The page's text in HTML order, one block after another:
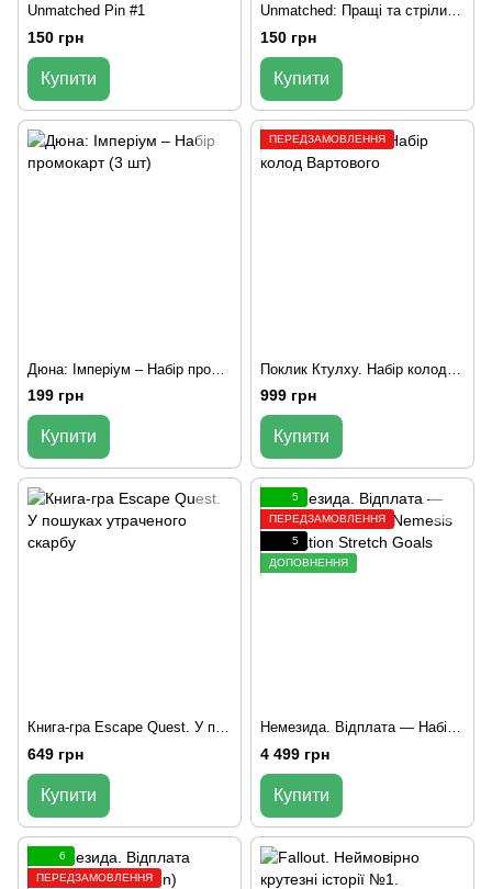
Unmatched Pin #1
150 грн
Купити
Unmatched: Пращі та стріли - фойлові промокарти
150 грн
Купити
199 грн
Купити
ПЕРЕДЗАМОВЛЕННЯ
999 грн
Купити
Книга-гра Escape Quest. У пошуках утраченого скарбу
649 грн
Купити
5
ПЕРЕДЗАМОВЛЕННЯ
5
ДОПОВНЕННЯ
Немезида. Відплата — Набір доповнень (Nemesis Retaliation Stretch Goals Box)
4 499 грн
Купити
6
ПЕРЕДЗАМОВЛЕННЯ